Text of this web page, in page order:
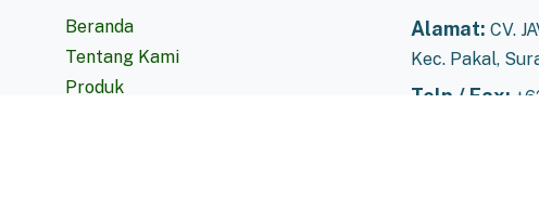
Beranda
Tentang Kami
Produk
Alamat: CV.
Kec. Pakal,
Telp / Fax: